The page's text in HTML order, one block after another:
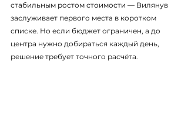
стабильным ростом стоимости — Вилянув
заслуживает первого места в коротком
списке. Но если бюджет ограничен, а до
центра нужно добираться каждый день,
решение требует точного расчёта.